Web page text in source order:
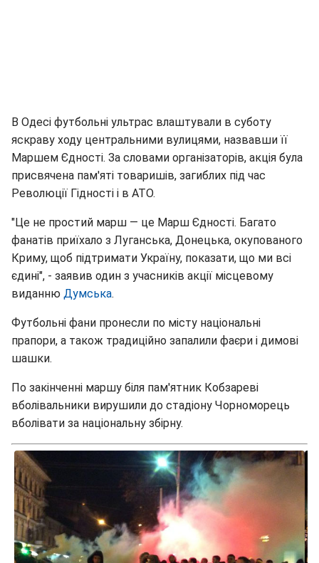
В Одесі футбольні ультрас влаштували в суботу
яскраву ходу центральними вулицями, назвавши її
Маршем Єдності. За словами організаторів, акція була
присвячена пам'яті товаришів, загиблих під час
Революції Гідності і в АТО.
"Це не простий марш — це Марш Єдності. Багато
фанатів приїхало з Луганська, Донецька, окупованого
Криму, щоб підтримати Україну, показати, що ми всі
єдині", - заявив один з учасників акції місцевому
виданню Думська.
Футбольні фани пронесли по місту національні
прапори, а також традиційно запалили фаєри і димові
шашки.
По закінченні маршу біля пам'ятник Кобзареві
вболівальники вирушили до стадіону Чорноморець
вболівати за національну збірну.